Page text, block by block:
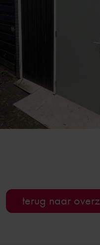
terug naar